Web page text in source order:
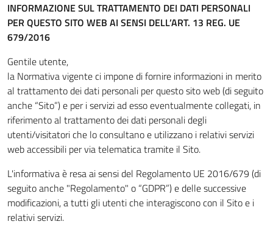
INFORMAZIONE SUL TRATTAMENTO DEI DATI PERSONALI
PER QUESTO SITO WEB AI SENSI DELL’ART. 13 REG. UE
679/2016
Gentile utente,
la Normativa vigente ci impone di fornire informazioni in merito
al trattamento dei dati personali per questo sito web (di seguito
anche “Sito”) e per i servizi ad esso eventualmente collegati, in
riferimento al trattamento dei dati personali degli
utenti/visitatori che lo consultano e utilizzano i relativi servizi
web accessibili per via telematica tramite il Sito.
L'informativa è resa ai sensi del Regolamento UE 2016/679 (di
seguito anche "Regolamento" o “GDPR”) e delle successive
modificazioni, a tutti gli utenti che interagiscono con il Sito e i
relativi servizi.